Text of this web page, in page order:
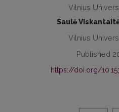
Vilnius
Saulė
Vilnius
Published
https://doi.org/